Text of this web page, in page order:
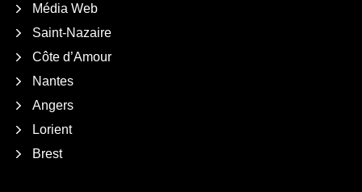
Média Web
Saint-Nazaire
Côte d’Amour
Nantes
Angers
Lorient
Brest